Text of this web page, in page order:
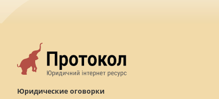
Юридические оговорки